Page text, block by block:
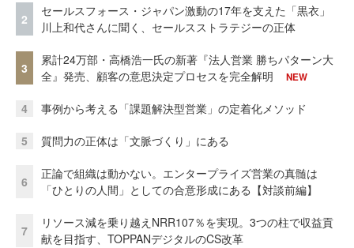
2
セールスフォース・ジャパン激動の17年を支えた「黒衣」
川上和代さんに聞く、セールスストラテジーの正体
3
累計24万部・高橋浩一氏の新著『法人営業 勝ちパターン大
全』発売、顧客の意思決定プロセスを完全解明
NEW
4 事例から考える「課題解決型営業」の定着化メソッド
5 質問力の正体は「文脈づくり」にある
6
正論で組織は動かない。エンタープライズ営業の真髄は
「ひとりの人間」としての合意形成にある【対談前編】
7
リソース減を乗り越えNRR107％を実現。3つの柱で収益貢
献を目指す、TOPPANデジタルのCS改革